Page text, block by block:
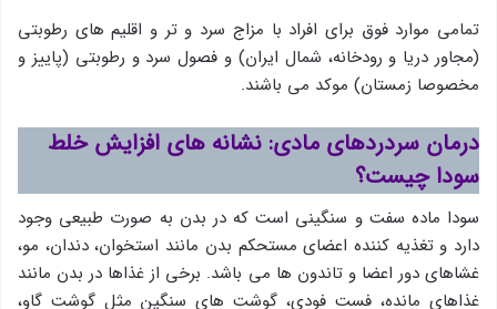
تمامی موارد فوق برای افراد با مزاج سرد و تر و اقلیم های رطوبتی
(مجاور دریا و رودخانه، شمال ایران) و فصول سرد و رطوبتی (پاییز و
مخصوصا زمستان) موکد می باشند.
درمان سردردهای مادی: نشانه های افزایش خلط
سودا چیست؟
سودا ماده سفت و سنگینی است که در بدن به صورت طبیعی وجود
دارد و تغذیه کننده اعضای مستحکم بدن مانند استخوان، دندان، مو،
غشاهای دور اعضا و تاندون ها می باشد. برخی از غذاها در بدن مانند
غذاهای مانده، فست فودی، گوشت های سنگین مثل گوشت گاو،